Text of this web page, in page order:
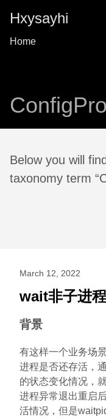
Hxysayhi
Home
Below you will
taxonomy term
March 12, 2022
wait非子进
背景
有这样一个业务场
进程是否还存活，
的状态变化情况，
进程异常退出重启
活情况，但是